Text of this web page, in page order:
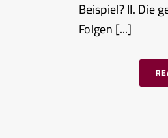
Beispiel? II. Die
Folgen [...]